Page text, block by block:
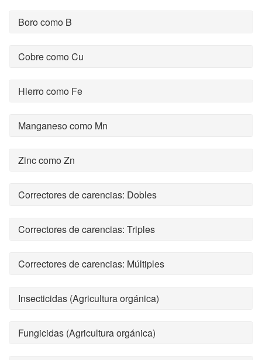
Boro como B
Cobre como Cu
Hierro como Fe
Manganeso como Mn
Zinc como Zn
Correctores de carencias: Dobles
Correctores de carencias: Triples
Correctores de carencias: Múltiples
Insecticidas (Agricultura orgánica)
Fungicidas (Agricultura orgánica)